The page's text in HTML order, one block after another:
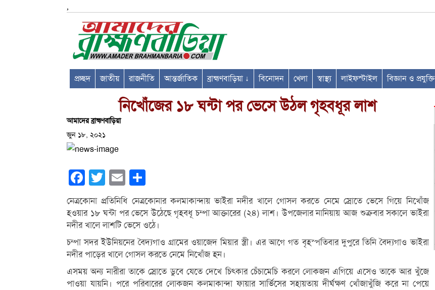
,
প্রচ্ছদ জাতীয় রাজনীতি আন্তর্জাতিক ব্রাহ্মণবাড়িয়া ↓ বিনোদন খেলা স্বাস্থ্য লাইফস্টাইল বিজ্ঞান ও প্রযুক্তি
নিখোঁজের ১৮ ঘন্টা পর ভেসে উঠল গৃহবধূর লাশ
আমাদের ব্রাহ্মণবাড়িয়া
জুন ১৮, ২০২১
Facebook
Twitter Email
নেত্রকোনা প্রতিনিধি নেত্রকোনার কলমাকান্দায় ভাইরা নদীর খালে গোসল করতে নেমে স্রোতে ভেসে গিয়ে নিখোঁজ
হওয়ার ১৮ ঘন্টা পর ভেসে উঠেছে গৃহবধূ চম্পা আক্তারের (২৪) লাশ। উপজেলার নানিয়ায় আজ শুক্রবার সকালে ভাইরা
নদীর খালে লাশটি ভেসে ওঠে।
চম্পা সদর ইউনিয়নের বৈদ্যগাও গ্রামের ওয়াজেদ মিয়ার স্ত্রী। এর আগে গত বৃহস্পতিবার দুপুরে তিনি বৈদ্যগাও ভাইরা
নদীর পাড়ের খালে গোসল করতে নেমে নিখোঁজ হন।
এসময় অন্য নারীরা তাকে স্রোতে ডুবে যেতে দেখে চিৎকার চেঁচামেচি করলে লোকজন এগিয়ে এসেও তাকে আর খুঁজে
পাওয়া যায়নি। পরে পরিবারের লোকজন কলমাকান্দা ফায়ার সার্ভিসের সহায়তায় দীর্ঘক্ষণ খোঁজাখুঁজি করে না পেয়ে